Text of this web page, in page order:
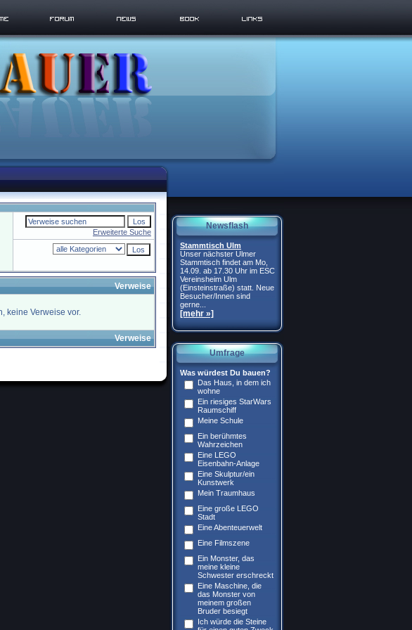
Erweiterte Suche
Verweise
keine Verweise vor.
Verweise
Newsflash
Stammtisch Ulm
Unser nächster Ulmer
Stammtisch findet am Mo,
14.09. ab 17.30 Uhr im ESC
Vereinsheim Ulm
(Einsteinstraße) statt. Neue
Besucher/Innen sind
gerne...
[mehr »]
Umfrage
Was würdest Du bauen?
Das Haus, in dem ich
wohne
Ein riesiges StarWars
Raumschiff
Meine Schule
Ein berühmtes
Wahrzeichen
Eine LEGO
Eisenbahn-Anlage
Eine Skulptur/ein
Kunstwerk
Mein Traumhaus
Eine große LEGO
Stadt
Eine Abenteuerwelt
Eine Filmszene
Ein Monster, das
meine kleine
Schwester erschreckt
Eine Maschine, die
das Monster von
meinem großen
Bruder besiegt
Ich würde die Steine